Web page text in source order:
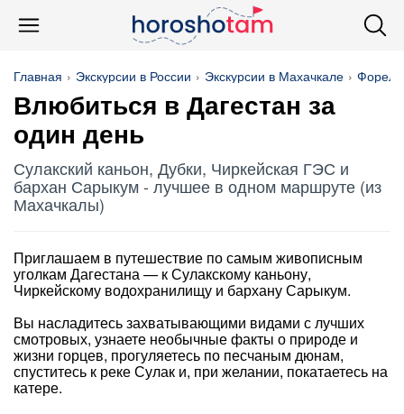
Главная Экскурсии в России Экскурсии в Махачкале
Влюбиться в Дагестан за
один день
Сулакский каньон, Дубки, Чиркейская ГЭС и
бархан Сарыкум - лучшее в одном маршруте (из
Махачкалы)
Приглашаем в путешествие по самым живописным
уголкам Дагестана — к Сулакскому каньону,
Чиркейскому водохранилищу и бархану Сарыкум.
Вы насладитесь захватывающими видами с лучших
смотровых, узнаете необычные факты о природе и
жизни горцев, прогуляетесь по песчаным дюнам,
спуститесь к реке Сулак и, при желании, покатаетесь на
катере.